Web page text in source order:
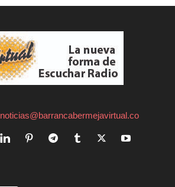
noticias@barrancabermejavirtual.co